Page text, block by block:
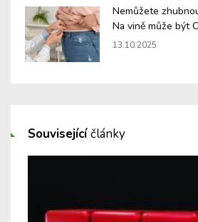
Nemůžete
Na vině může být
13.10.2025
Souvisejícíčlánky